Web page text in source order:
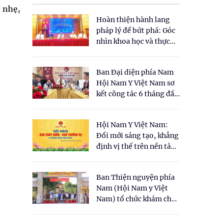
nhẹ,
Hoàn thiện hành lang
pháp lý để bứt phá: Góc
nhìn khoa học và thực
cho Luật Y dược cổ
truyền Việt Nam"
Ban Đại diện phía Nam
Hội Nam Y Việt Nam sơ
kết công tác 6 tháng đầu
Hội Nam Y Việt Nam:
Đổi mới sáng tạo, khẳng
định vị thế trên nền tảng
Ban Thiện nguyện phía
Nam (Hội Nam y Việt
Nam) tổ chức khám chữa